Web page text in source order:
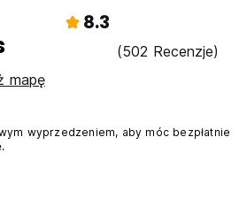
8.3
(502 Recenzje)
mapę
wyprzedzeniem, aby móc bezpłatnie